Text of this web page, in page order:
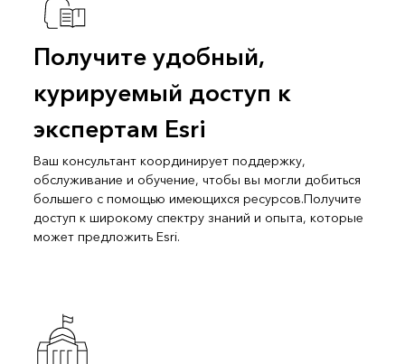
Получите удобный,
курируемый доступ к
экспертам Esri
Ваш консультант координирует поддержку,
обслуживание и обучение, чтобы вы могли добиться
большего с помощью имеющихся ресурсов.Получите
доступ к широкому спектру знаний и опыта, которые
может предложить Esri.